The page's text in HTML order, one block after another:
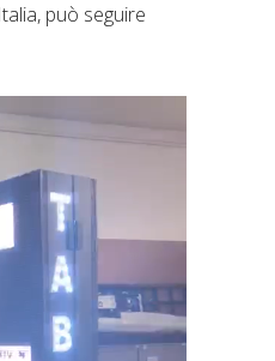
può seguire